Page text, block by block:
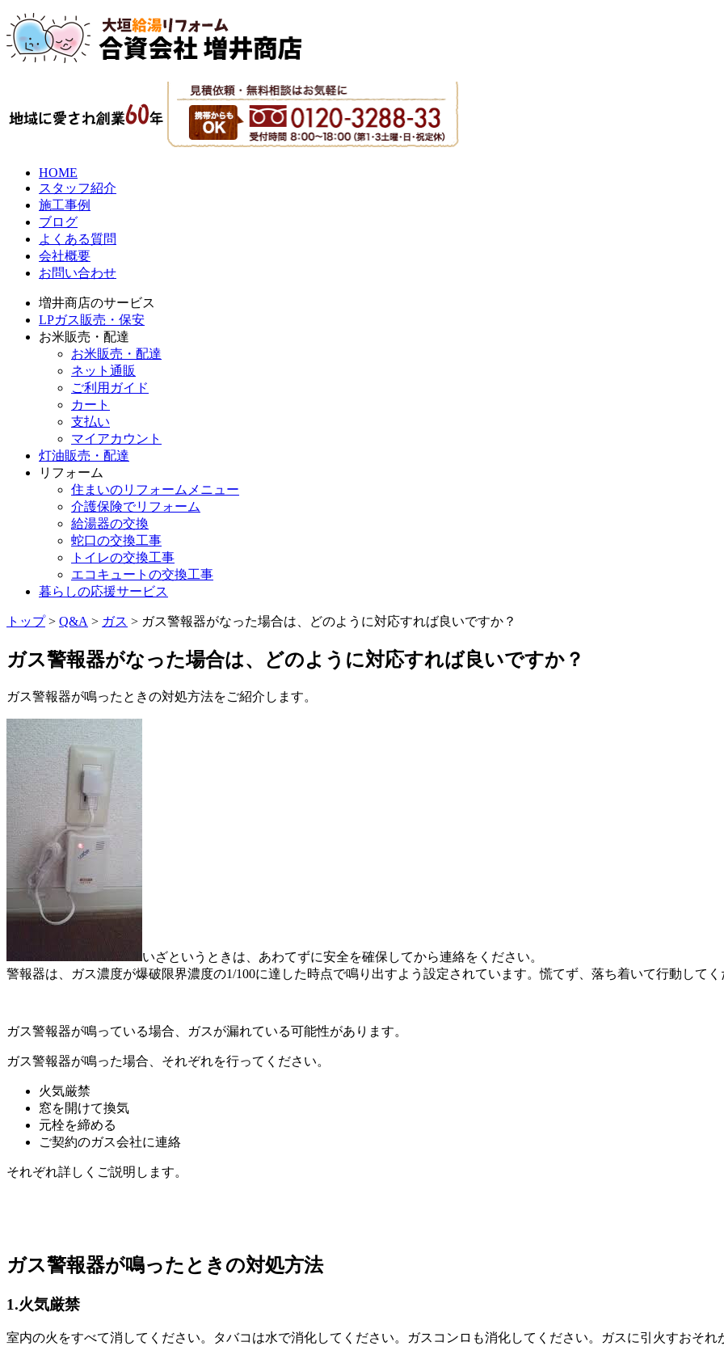
HOME
スタッフ紹介
施工事例
ブログ
よくある質問
会社概要
お問い合わせ
増井商店のサービス
LPガス販売・保安
お米販売・配達
お米販売・配達
ネット通販
ご利用ガイド
カート
支払い
マイアカウント
灯油販売・配達
リフォーム
住まいのリフォームメニュー
介護保険でリフォーム
給湯器の交換
蛇口の交換工事
トイレの交換工事
エコキュートの交換工事
暮らしの応援サービス
トップ> Q&A > ガス > ガス警報器がなった場合は、どのように対応すれば良いですか？
ガス警報器がなった場合は、どのように対応すれば良いですか？
ガス警報器が鳴ったときの対処方法をご紹介します。
いざというときは、あわてずに安全を確保してから連絡をください。
警報器は、ガス濃度が爆破限界濃度の1/100に達した時点で鳴り出すよう設定されています。慌てず、落ち着いて行動して
ガス警報器が鳴っている場合、ガスが漏れている可能性があります。
ガス警報器が鳴った場合、それぞれを行ってください。
火気厳禁
窓を開けて換気
元栓を締める
ご契約のガス会社に連絡
それぞれ詳しくご説明します。
ガス警報器が鳴ったときの対処方法
1.火気厳禁
室内の火をすべて消してください。タバコは水で消化してください。ガスコンロも消化してください。ガスに引火すおそれ